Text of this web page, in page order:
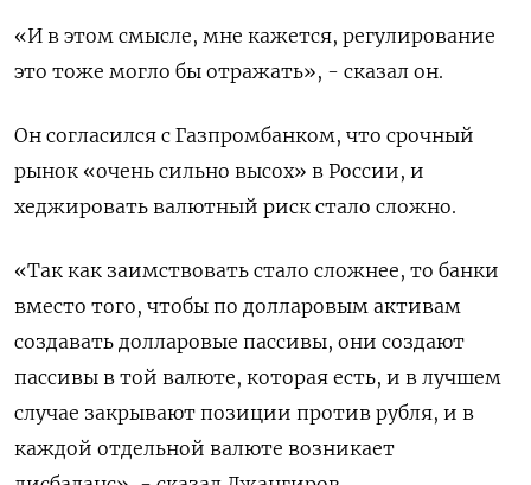
«И в этом смысле, мне кажется, регулирование
это тоже могло бы отражать», - сказал он.
Он согласился с Газпромбанком, что срочный
рынок «очень сильно высох» в России, и
хеджировать валютный риск стало сложно.
«Так как заимствовать стало сложнее, то банки
вместо того, чтобы по долларовым активам
создавать долларовые пассивы, они создают
пассивы в той валюте, которая есть, и в лучшем
случае закрывают позиции против рубля, и в
каждой отдельной валюте возникает